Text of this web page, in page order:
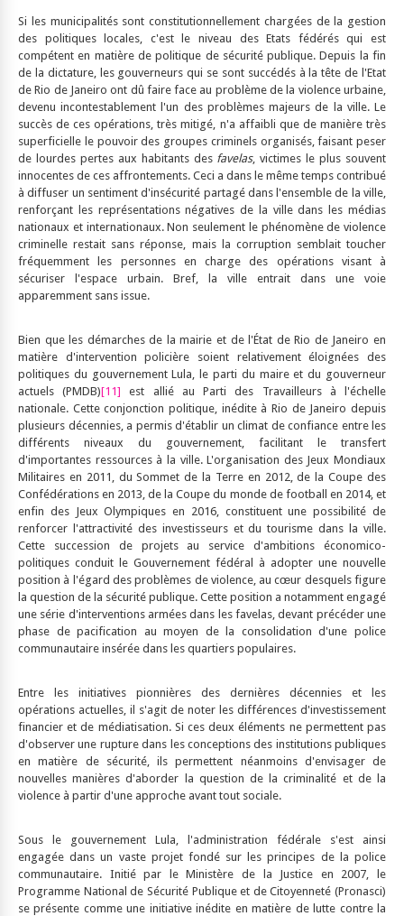
Si les municipalités sont constitutionnellement chargées de la gestion
des politiques locales, c'est le niveau des Etats fédérés qui est
compétent en matière de politique de sécurité publique. Depuis la fin
de la dictature, les gouverneurs qui se sont succédés à la tête de l'Etat
de Rio de Janeiro ont dû faire face au problème de la violence urbaine,
devenu incontestablement l'un des problèmes majeurs de la ville. Le
succès de ces opérations, très mitigé, n'a affaibli que de manière très
superficielle le pouvoir des groupes criminels organisés, faisant peser
de lourdes pertes aux habitants des favelas, victimes le plus souvent
innocentes de ces affrontements. Ceci a dans le même temps contribué
à diffuser un sentiment d'insécurité partagé dans l'ensemble de la ville,
renforçant les représentations négatives de la ville dans les médias
nationaux et internationaux. Non seulement le phénomène de violence
criminelle restait sans réponse, mais la corruption semblait toucher
fréquemment les personnes en charge des opérations visant à
sécuriser l'espace urbain. Bref, la ville entrait dans une voie
apparemment sans issue.
Bien que les démarches de la mairie et de l'État de Rio de Janeiro en
matière d'intervention policière soient relativement éloignées des
politiques du gouvernement Lula, le parti du maire et du gouverneur
actuels (PMDB)[11] est allié au Parti des Travailleurs à l'échelle
nationale. Cette conjonction politique, inédite à Rio de Janeiro depuis
plusieurs décennies, a permis d'établir un climat de confiance entre les
différents niveaux du gouvernement, facilitant le transfert
d'importantes ressources à la ville. L'organisation des Jeux Mondiaux
Militaires en 2011, du Sommet de la Terre en 2012, de la Coupe des
Confédérations en 2013, de la Coupe du monde de football en 2014, et
enfin des Jeux Olympiques en 2016, constituent une possibilité de
renforcer l'attractivité des investisseurs et du tourisme dans la ville.
Cette succession de projets au service d'ambitions économico-
politiques conduit le Gouvernement fédéral à adopter une nouvelle
position à l'égard des problèmes de violence, au cœur desquels figure
la question de la sécurité publique. Cette position a notamment engagé
une série d'interventions armées dans les favelas, devant précéder une
phase de pacification au moyen de la consolidation d'une police
communautaire insérée dans les quartiers populaires.
Entre les initiatives pionnières des dernières décennies et les
opérations actuelles, il s'agit de noter les différences d'investissement
financier et de médiatisation. Si ces deux éléments ne permettent pas
d'observer une rupture dans les conceptions des institutions publiques
en matière de sécurité, ils permettent néanmoins d'envisager de
nouvelles manières d'aborder la question de la criminalité et de la
violence à partir d'une approche avant tout sociale.
Sous le gouvernement Lula, l'administration fédérale s'est ainsi
engagée dans un vaste projet fondé sur les principes de la police
communautaire. Initié par le Ministère de la Justice en 2007, le
Programme National de Sécurité Publique et de Citoyenneté (Pronasci)
se présente comme une initiative inédite en matière de lutte contre la